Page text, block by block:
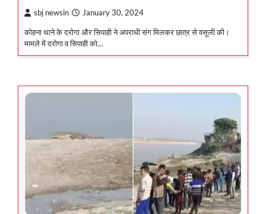
sbj newsin January 30, 2024
कोहना थाने के दरोगा और सिपाही ने अपराधी संग मिलकर छात्र से वसूली की।
मामले में दरोगा व सिपाही को…